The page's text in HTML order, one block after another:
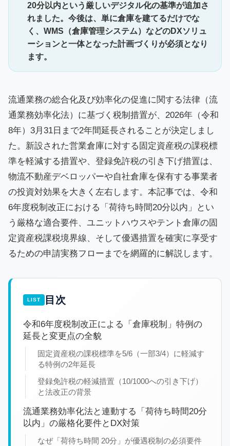
20分以内という厳しいデジタル化の基準が追加さ
れました。今後は、単に倉庫を建てるだけでな
く、WMS（倉庫管理システム）などのDXソリュ
ーションと一体となった計画づくりが必須となり
ます。
流通業務の総合化及び効率化の促進に関する法律（流
通業務効率化法）に基づく税制措置が、2026年（令和
8年）3月31日まで2年間延長されることが決定しまし
た。新設された営業倉庫に対する固定資産税の課税標
準を軽減する措置や、登録免許税の引き下げ措置は、
物流不動産デベロッパーや自社倉庫を保有する事業者
の投資対効果を大きく左右します。本記事では、令和
6年度税制改正における「荷待ち時間20分以内」とい
う厳格な適合要件、ユニットハウスやテント倉庫の固
定資産税課税境界線、そして優遇措置を確実に享受す
るための申請実務フローまでを網羅的に解説します。
目次
令和6年度税制改正による「倉庫税制」特例の
延長と変更点の全貌
固定資産税の課税標準を5/6（一部3/4）に軽減す
る特例の2年延長
登録免許税の軽減措置（10/1000への引き下げ）
と法改正の背景
流通業務効率化法と連動する「荷待ち時間20分
以内」の厳格化要件とDX対策
なぜ「荷待ち時間 20分」が優遇税制の必須要件